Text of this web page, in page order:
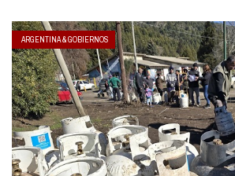
ARGENTINA & GOBIERNOS